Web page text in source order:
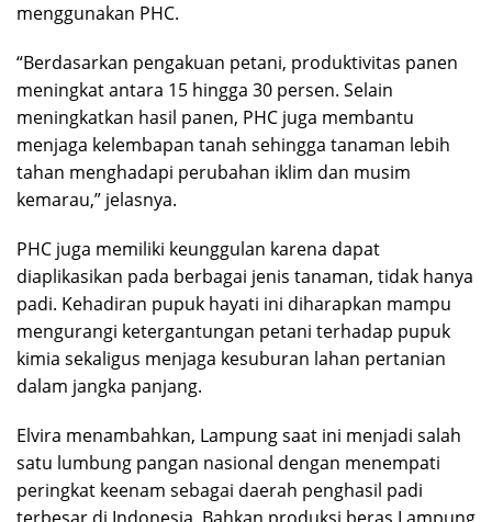
menggunakan PHC.
“Berdasarkan pengakuan petani, produktivitas panen
meningkat antara 15 hingga 30 persen. Selain
meningkatkan hasil panen, PHC juga membantu
menjaga kelembapan tanah sehingga tanaman lebih
tahan menghadapi perubahan iklim dan musim
kemarau,” jelasnya.
PHC juga memiliki keunggulan karena dapat
diaplikasikan pada berbagai jenis tanaman, tidak hanya
padi. Kehadiran pupuk hayati ini diharapkan mampu
mengurangi ketergantungan petani terhadap pupuk
kimia sekaligus menjaga kesuburan lahan pertanian
dalam jangka panjang.
Elvira menambahkan, Lampung saat ini menjadi salah
satu lumbung pangan nasional dengan menempati
peringkat keenam sebagai daerah penghasil padi